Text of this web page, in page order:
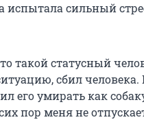
сильный
такой статусный
сбил
его умирать как
пор меня не